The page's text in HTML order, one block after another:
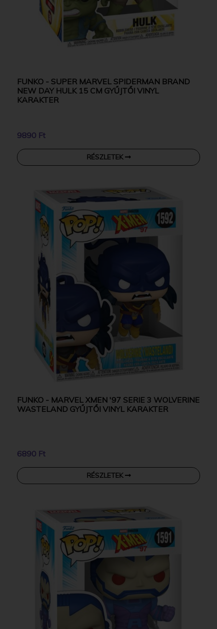
FUNKO - SUPER MARVEL SPIDERMAN BRAND
NEW DAY HULK 15 CM GYŰJTŐI VINYL
KARAKTER
9890 Ft
RÉSZLETEK
FUNKO - MARVEL XMEN '97 SERIE 3 WOLVERINE
WASTELAND GYŰJTŐI VINYL KARAKTER
6890 Ft
RÉSZLETEK